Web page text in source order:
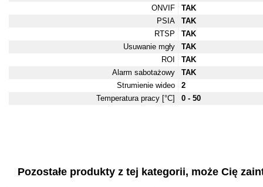
ONVIF
TAK
PSIA
TAK
RTSP
TAK
Usuwanie mgły
TAK
ROI
TAK
Alarm sabotażowy
TAK
Strumienie wideo
2
Temperatura pracy [°C]
0 - 50
Pozostałe produkty z tej kategorii, może Cię